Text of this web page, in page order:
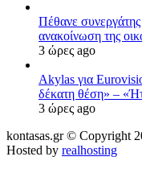
Πέθανε
ανακοίνωση της
3 ώρες ago
Akylas για
δέκατη θέση» –
3 ώρες ago
kontasas.gr © Copyright
Hosted by realhosting